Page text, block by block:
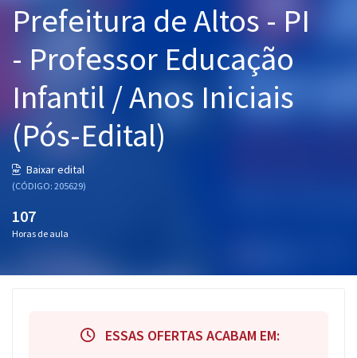
Cursos 20% OFF
Graduação
OAB
Conteúdo gratuito
Atendimento
Prefeitura de Altos - PI
- Professor Educação
Infantil / Anos Iniciais
(Pós-Edital)
Baixar edital
(CÓDIGO: 205629)
107
Horas de aula
ESSAS OFERTAS ACABAM EM: